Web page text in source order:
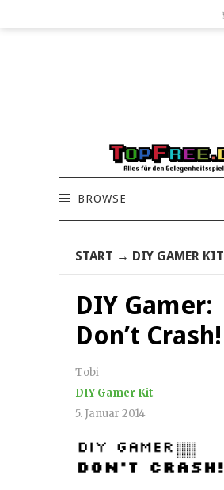
BROWSE
START → DIY GAMER KIT
DIY Gamer:
Don’t Crash!
Tobi
DIY Gamer Kit
5. Januar 2014